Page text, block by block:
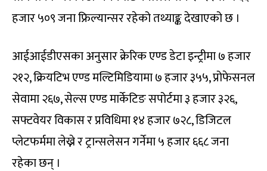
हजार ५०९ जना फ्रिल्यान्सर रहेको तथ्याङ्क देखाएको छ ।
आईआईडीएसका अनुसार क्रेरिक एण्ड डेटा इन्ट्रीमा ७ हजार
२१२, क्रियटिभ एण्ड मल्टिमिडियामा ७ हजार ३५५, प्रोफेसनल
सेवामा २६७, सेल्स एण्ड मार्केटिङ सपोर्टमा ३ हजार ३२६,
सफ्टवेयर विकास र प्रविधिमा १४ हजार ७२८, डिजिटल
प्लेटफर्ममा लेख्ने र ट्रान्सलेसन गर्नेमा ५ हजार ६६८ जना
रहेका छन् ।